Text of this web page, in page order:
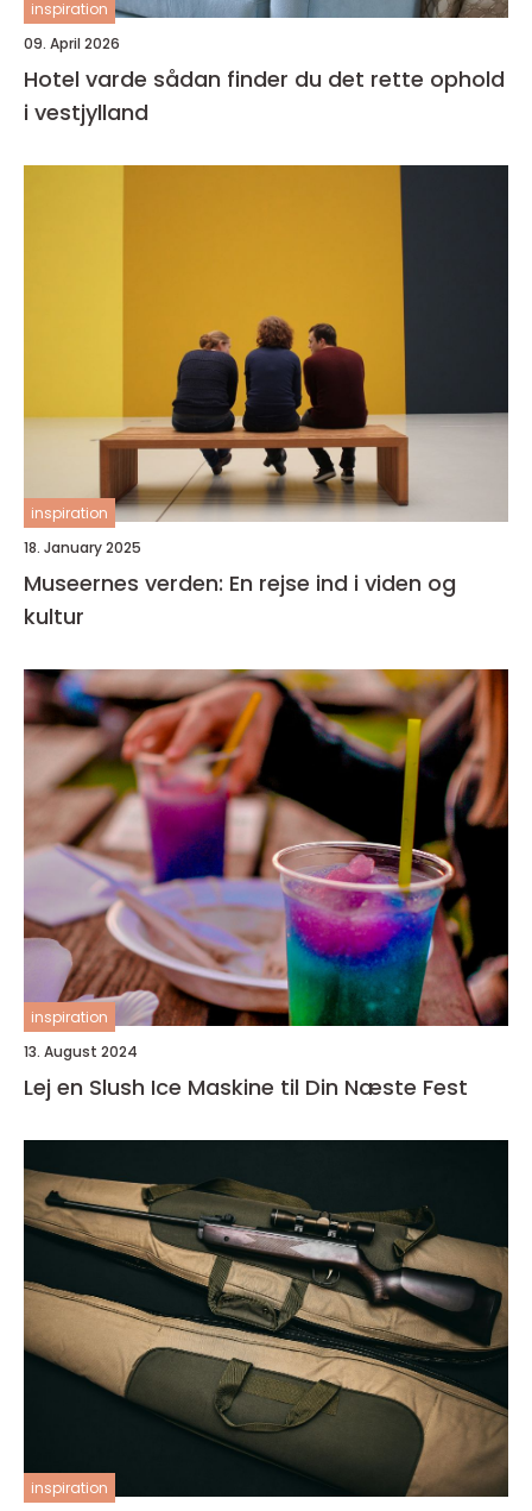
inspiration
09. April 2026
Hotel varde sådan finder du det rette ophold
i vestjylland
inspiration
18. January 2025
Museernes verden: En rejse ind i viden og
kultur
inspiration
13. August 2024
Lej en Slush Ice Maskine til Din Næste Fest
inspiration